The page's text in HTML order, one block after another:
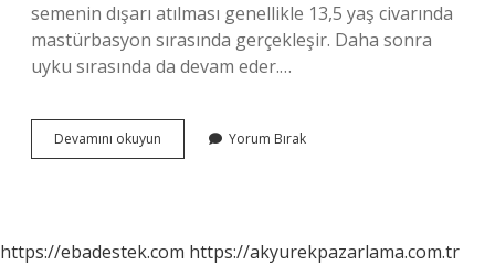
semenin dışarı atılması genellikle 13,5 yaş civarında
mastürbasyon sırasında gerçekleşir. Daha sonra
uyku sırasında da devam eder.…
Devamını okuyun
Kaliteli
Yorum Bırak
https://ebadestek.com https://akyurekpazarlama.com.tr